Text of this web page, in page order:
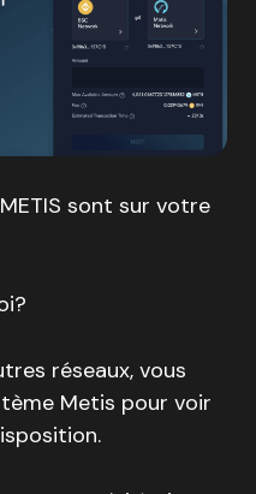
sont sur votre
réseaux, vous
Metis pour voir